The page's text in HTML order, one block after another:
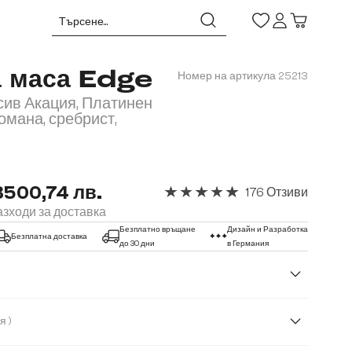
маса Edge
Акация, Платинен
сребрист,
Номер на артикула 25213
лв.
за доставка
176 Отзиви
Безплатна доставка
Безплатно връщане
до 30 дни
Дизайн и Разработка
в Германия
( Акация )